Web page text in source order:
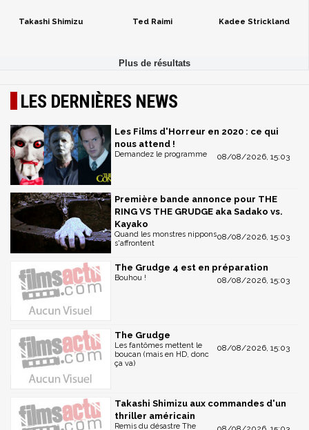
Takashi Shimizu Ted Raimi Kadee Strickland
LES DERNIÈRES NEWS
Les Films d'Horreur en 2020 : ce qui
nous attend !
08/08/2026, 15:03
Demandez le programme
Première bande annonce pour THE
RING VS THE GRUDGE aka Sadako vs.
Kayako
08/08/2026, 15:03
Quand les monstres nippons
s'affrontent
The Grudge 4 est en préparation
08/08/2026, 15:03
Bouhou !
The Grudge
08/08/2026, 15:03
Les fantômes mettent le
boucan (mais en HD, donc
ça va)
Takashi Shimizu aux commandes d'un
thriller américain
Remis du désastre The